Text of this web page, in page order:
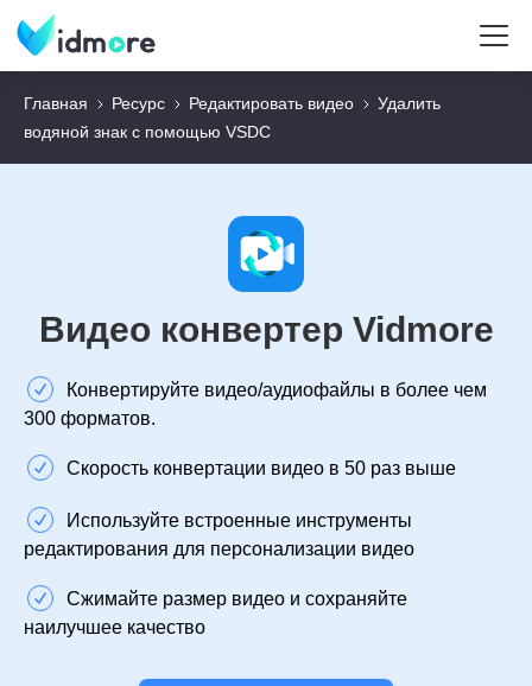
Главная Ресурс Редактировать видео
Удалить
водяной знак с помощью VSDC
Видео конвертер Vidmore
Конвертируйте видео/аудиофайлы в более чем
300 форматов.
Скорость конвертации видео в 50 раз выше
Используйте встроенные инструменты
редактирования для персонализации видео
Сжимайте размер видео и сохраняйте
наилучшее качество